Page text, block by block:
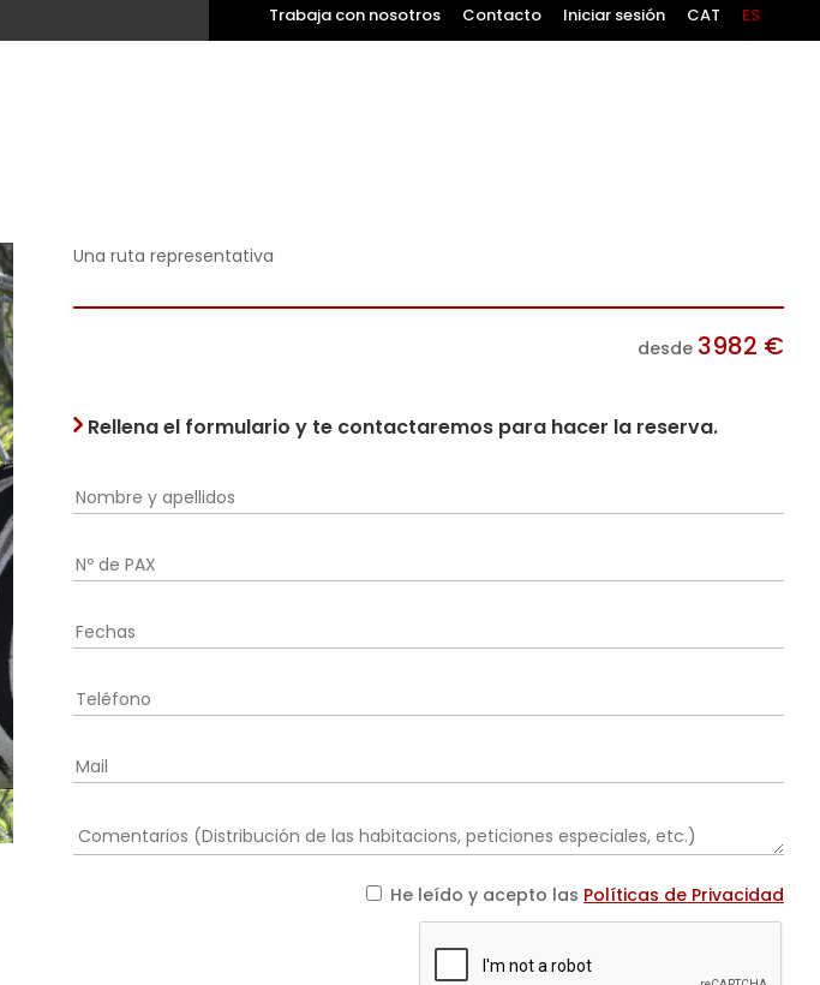
Trabaja con nosotros Contacto Iniciar sesión CAT ES
Una ruta representativa
desde 3982 €
Rellena el formulario y te contactaremos para hacer la reserva.
He leído y acepto las Políticas de Privacidad